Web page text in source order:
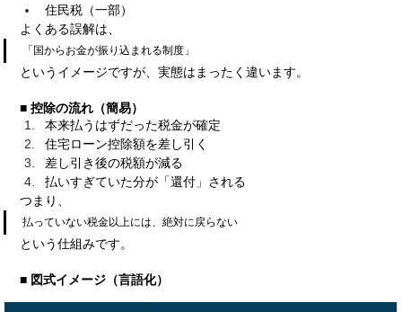
住民税（一部）
よくある誤解は、
「国からお金が振り込まれる制度」
というイメージですが、実態はまったく違います。
■ 控除の流れ（簡易）
本来払うはずだった税金が確定
住宅ローン控除額を差し引く
差し引き後の税額が減る
払いすぎていた分が「還付」される
つまり、
払っていない税金以上には、絶対に戻らない
という仕組みです。
■ 図式イメージ（言語化）